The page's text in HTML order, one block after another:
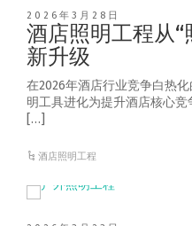
2026年3月28日
酒店照明工程从“
新升级
在2026年酒店行业竞争白热
明工具进化为提升酒店核心
[…]
酒店照明工程